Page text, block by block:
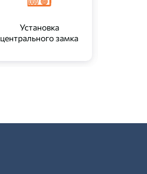
Установка
центрального замка